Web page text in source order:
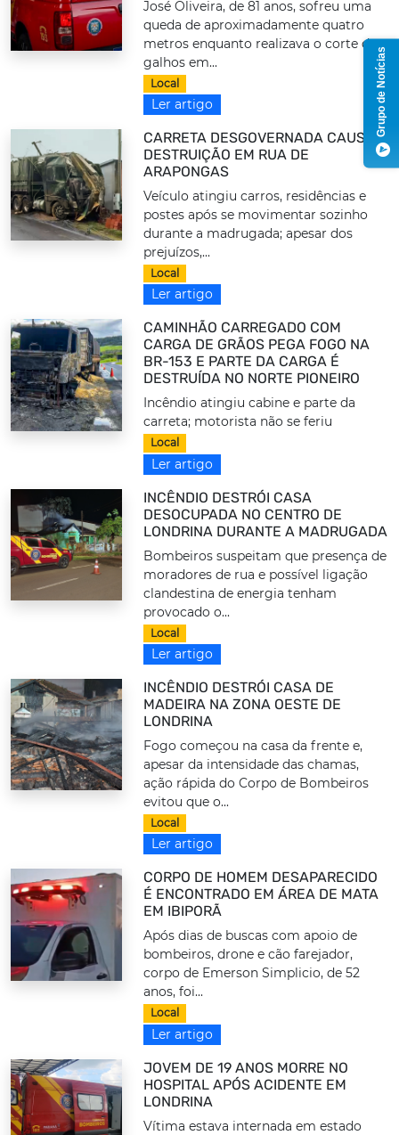
José Oliveira, de 81 anos, sofreu uma
queda de aproximadamente quatro
metros enquanto realizava o corte de
galhos em...
Local
Ler artigo
CARRETA DESGOVERNADA CAUSA
DESTRUIÇÃO EM RUA DE
ARAPONGAS
Veículo atingiu carros, residências e
postes após se movimentar sozinho
durante a madrugada; apesar dos
prejuízos,...
Local
Ler artigo
CAMINHÃO CARREGADO COM
CARGA DE GRÃOS PEGA FOGO NA
BR-153 E PARTE DA CARGA É
DESTRUÍDA NO NORTE PIONEIRO
Incêndio atingiu cabine e parte da
carreta; motorista não se feriu
Local
Ler artigo
INCÊNDIO DESTRÓI CASA
DESOCUPADA NO CENTRO DE
LONDRINA DURANTE A MADRUGADA
Bombeiros suspeitam que presença de
moradores de rua e possível ligação
clandestina de energia tenham
provocado o...
Local
Ler artigo
INCÊNDIO DESTRÓI CASA DE
MADEIRA NA ZONA OESTE DE
LONDRINA
Fogo começou na casa da frente e,
apesar da intensidade das chamas,
ação rápida do Corpo de Bombeiros
evitou que o...
Local
Ler artigo
CORPO DE HOMEM DESAPARECIDO
É ENCONTRADO EM ÁREA DE MATA
EM IBIPORÃ
Após dias de buscas com apoio de
bombeiros, drone e cão farejador,
corpo de Emerson Simplicio, de 52
anos, foi...
Local
Ler artigo
JOVEM DE 19 ANOS MORRE NO
HOSPITAL APÓS ACIDENTE EM
LONDRINA
Vítima estava internada em estado
Grupo de Notícias